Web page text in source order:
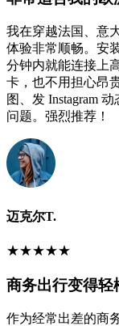
我在穿越法国、意
体验非常顺畅。安
分钟内就能连接上
卡，也不用担心昂
图、发 Instagram
问题。强烈推荐！
迈克尔T.
★★★★★
商务出行变得轻
作为经常出差的商